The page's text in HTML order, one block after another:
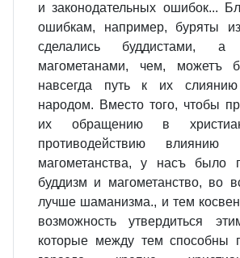
и законодательных ошибок...
ошибкам, например, буряты
сделались буддистами,
магометанами, чем, можетъ
навсегда путь к их
народом. Вмeсто того, чтобы
их обращению в
противодействию влиянию
магометанства, у насъ было
буддизм и магометанство, во
лучше шаманизма., и тем
возможность утвердиться
которые между тем способны